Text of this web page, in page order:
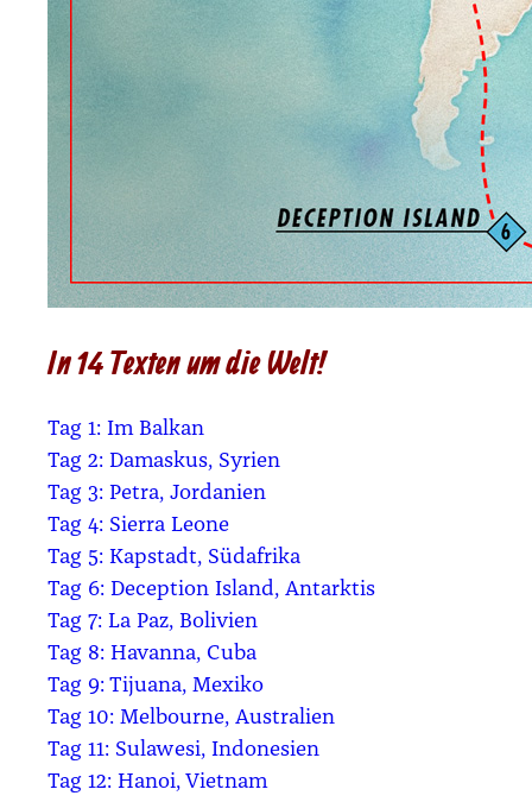
In 14 Texten um die Welt!
Tag 1: Im Bal­kan
Tag 2: Damas­kus, Syri­en
Tag 3: Petra, Jor­da­ni­en
Tag 4: Sier­ra Leo­ne
Tag 5: Kap­stadt, Süd­afri­ka
Tag 6: Decep­ti­on Island, Ant­ark­tis
Tag 7: La Paz, Boli­vi­en
Tag 8: Havan­na, Cuba
Tag 9: Tijua­na, Mexi­ko
Tag 10: Mel­bourne, Aus­tra­li­en
Tag 11: Sula­we­si, Indo­ne­si­en
Tag 12: Hanoi, Viet­nam